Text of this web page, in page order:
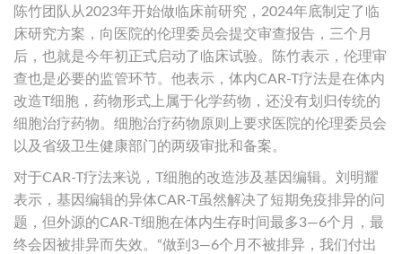
陈竹团队从2023年开始做临床前研究，2024年底制定了临
床研究方案，向医院的伦理委员会提交审查报告，三个月
后，也就是今年初正式启动了临床试验。陈竹表示，伦理审
查也是必要的监管环节。他表示，体内CAR-T疗法是在体内
改造T细胞，药物形式上属于化学药物，还没有划归传统的
细胞治疗药物。细胞治疗药物原则上要求医院的伦理委员会
以及省级卫生健康部门的两级审批和备案。
对于CAR-T疗法来说，T细胞的改造涉及基因编辑。刘明耀
表示，基因编辑的异体CAR-T虽然解决了短期免疫排异的问
题，但外源的CAR-T细胞在体内生存时间最多3—6个月，最
终会因被排异而失效。“做到3—6个月不被排异，我们付出